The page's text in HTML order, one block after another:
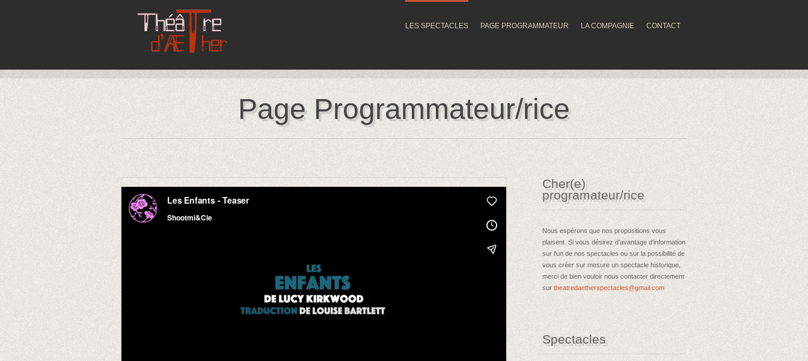
LES SPECTACLES PAGE PROGRAMMATEUR LA COMPAGNIE CONTACT
Page Programmateur/rice
Les Enfants - TeaserfromShootmi&Cie
Cher(e)
programateur/rice
Nous espérons que nos propositions vous
plaisent. Si vous désirez d'avantage d'information
sur l'un de nos spectacles ou sur la possibilité de
vous créer sur mesure un spectacle historique,
merci de bien vouloir nous contacter directement
sur theatredaetherspectacles@gmail.com
Spectacles